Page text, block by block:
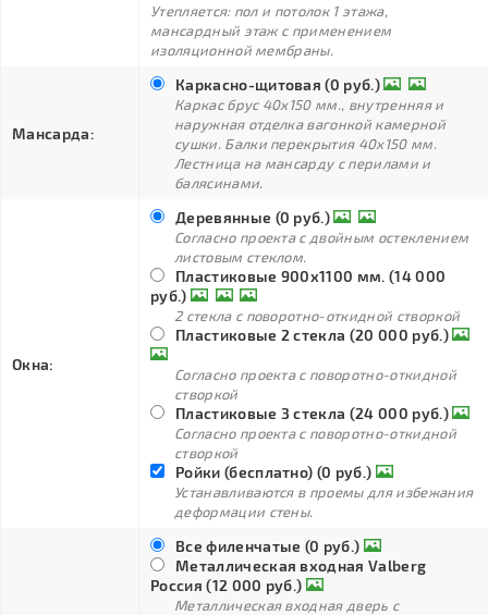
Утепляется: пол и потолок 1 этажа,
мансардный этаж с применением
изоляционной мембраны.
Мансарда:
Каркасно-щитовая (0 руб.)
Каркас брус 40х150 мм., внутренняя и
наружная отделка вагонкой камерной
сушки. Балки перекрытия 40х150 мм.
Лестница на мансарду с перилами и
балясинами.
Окна:
Деревянные (0 руб.)
Согласно проекта с двойным остеклением
листовым стеклом.
Пластиковые 900х1100 мм. (14 000
руб.)
2 стекла с поворотно-откидной створкой
Пластиковые 2 стекла (20 000 руб.)
Согласно проекта с поворотно-откидной
створкой
Пластиковые 3 стекла (24 000 руб.)
Согласно проекта с поворотно-откидной
створкой
Ройки (бесплатно) (0 руб.)
Устанавливаются в проемы для избежания
деформации стены.
Все филенчатые (0 руб.)
Металлическая входная Valberg
Россия (12 000 руб.)
Металлическая входная дверь с